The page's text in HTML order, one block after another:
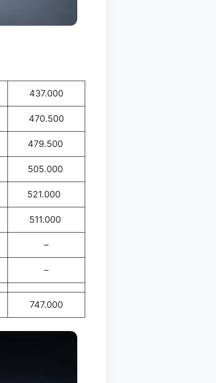
437.000
470.500
479.500
505.000
521.000
511.000
–
–
747.000